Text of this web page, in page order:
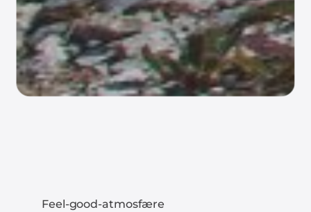
Feel-good-atmosfære